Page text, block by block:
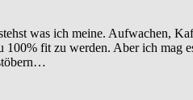
was ich meine. Aufwachen,
fit zu werden. Aber ich mag